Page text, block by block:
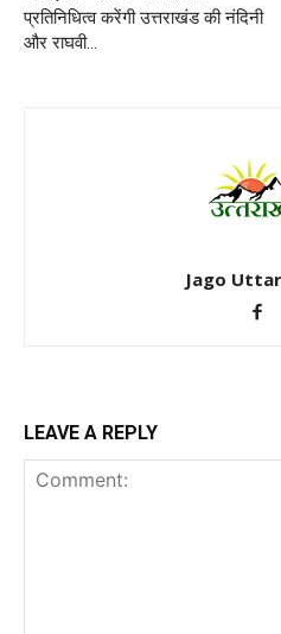
प्रतिनिधित्व करेंगी उत्तराखंड की नंदिनी
और राघवी…
Jago
LEAVE A REPLY